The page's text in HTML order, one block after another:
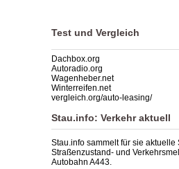
Test und Vergleich
Dachbox.org
Autoradio.org
Wagenheber.net
Winterreifen.net
vergleich.org/auto-leasing/
Stau.info: Verkehr aktuell
Stau.info sammelt für sie aktuelle
Straßenzustand- und
Autobahn A443.